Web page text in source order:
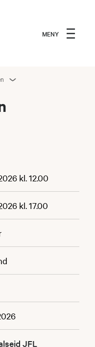
MENY
kl. 12.00
kl. 17.00
JFL